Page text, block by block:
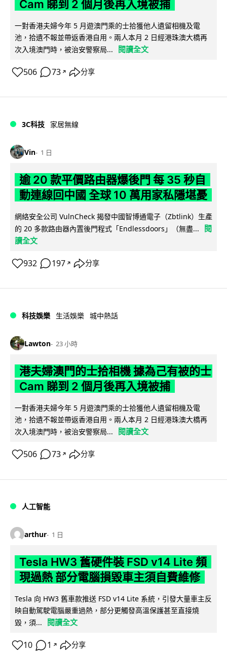
Cam 睇到 2 個月後再入境被捕
一對香港夫婦今年 5 月遊澳門乘的士拾獲他人遺留相機及電
池，拾遺不報並帶返香港自用。兩人本月 2 日經港珠澳大橋再
次入境澳門時，被治安警察局...
閱讀全文
506 73 ↗ 分享
3C科技 家居無線
Vin 1 日
逾 20 款平價路由器爆後門 每 35 秒自
動連線回中國 全球 10 萬用家私隱堪憂
網絡安全公司 VulnCheck 揭發中國智博通電子（Zbtlink）生產
的 20 多款路由器內置後門程式「Endlessdoors」（無盡...
閱
讀全文
932 197 ↗ 分享
科技娛樂 生活娛樂 城中熱話
Lawton 23 小時
港夫婦澳門的士拾相機 據為己有被的士
Cam 睇到 2 個月後再入境被捕
一對香港夫婦今年 5 月遊澳門乘的士拾獲他人遺留相機及電
池，拾遺不報並帶返香港自用。兩人本月 2 日經港珠澳大橋再
次入境澳門時，被治安警察局...
閱讀全文
506 73 ↗ 分享
人工智能
arthur 1 日
Tesla HW3 舊硬件裝 FSD v14 Lite 頻
現過熱 部分電腦損毀車主須自費維修
Tesla 向 HW3 舊車款推送 FSD v14 Lite 系統，引發大量車主反
映自動駕駛電腦嚴重過熱，部分更觸發高溫保護甚至直接燒
毀，須...
閱讀全文
10 1 ↗ 分享